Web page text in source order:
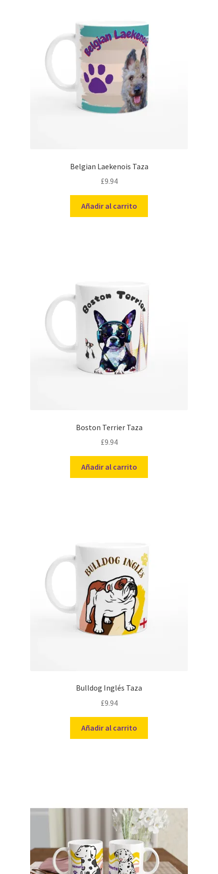
Belgian Laekenois Taza
£9.94
Añadir al carrito
Boston Terrier Taza
£9.94
Añadir al carrito
Bulldog Inglés Taza
£9.94
Añadir al carrito